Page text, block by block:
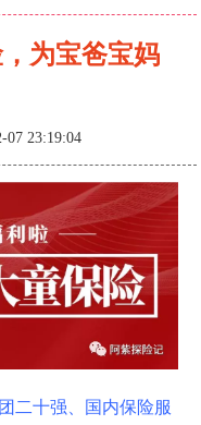
为宝爸宝妈
23:19:04
二十强、国内保险服